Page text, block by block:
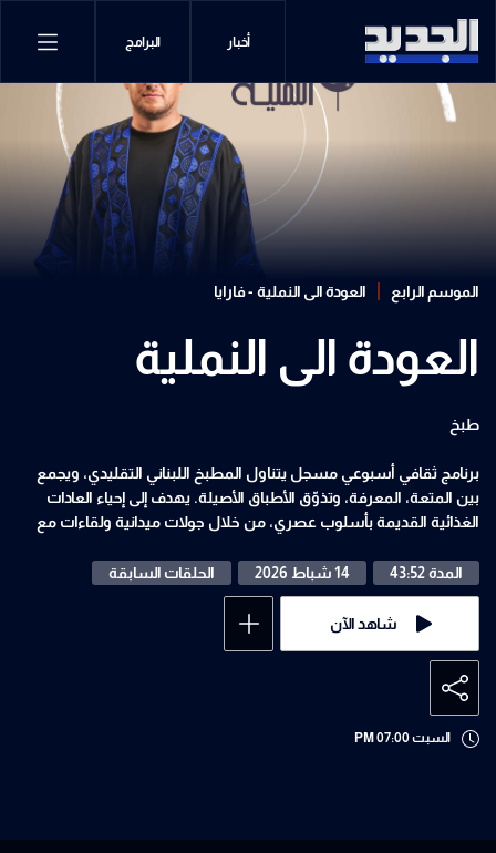
أخبار البرامج
الموسم الرابع العودة الى النملية - فارايا
العودة الى النملية
طبخ
برنامج ثقافي أسبوعي مسجل يتناول المطبخ اللبناني التقليدي، ويجمع
بين المتعة، المعرفة، وتذوّق الأطباق الأصيلة. يهدف إلى إحياء العادات
الغذائية القديمة بأسلوب عصري، من خلال جولات ميدانية ولقاءات مع
المدة 43:52
14 شباط 2026 الحلقات السابقة
شاهد الآن
السبت 07:00 PM